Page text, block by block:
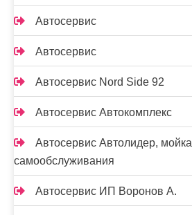
Автосервис
Автосервис
Автосервис Nord Side 92
Автосервис Автокомплекс
Автосервис Автолидер, мойка
самообслуживания
Автосервис ИП Воронов А.